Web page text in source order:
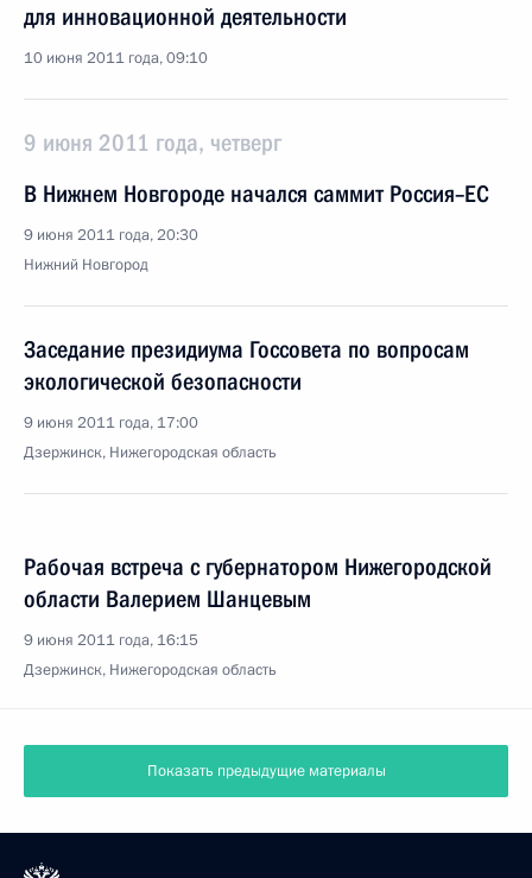
для инновационной деятельности
10 июня 2011 года, 09:10
9 июня 2011 года, четверг
В Нижнем Новгороде начался саммит Россия–ЕС
9 июня 2011 года, 20:30
Нижний Новгород
Заседание президиума Госсовета по вопросам
экологической безопасности
9 июня 2011 года, 17:00
Дзержинск, Нижегородская область
Рабочая встреча с губернатором Нижегородской
области Валерием Шанцевым
9 июня 2011 года, 16:15
Дзержинск, Нижегородская область
Показать предыдущие материалы